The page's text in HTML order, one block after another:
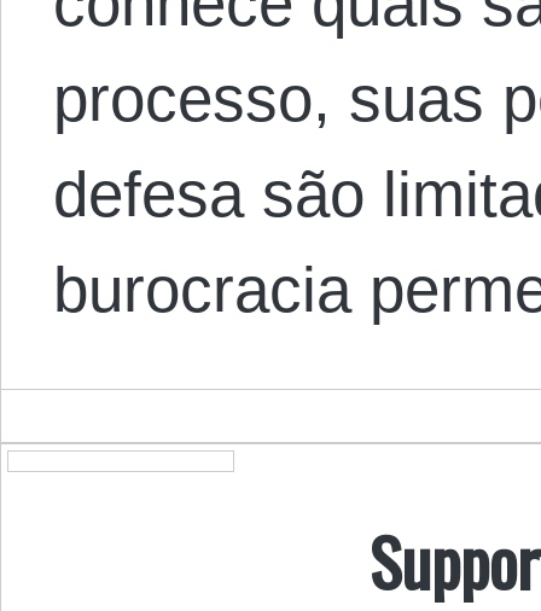
processo, suas
defesa são
burocracia